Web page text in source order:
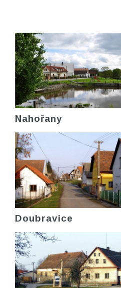
Nahořany
Doubravice